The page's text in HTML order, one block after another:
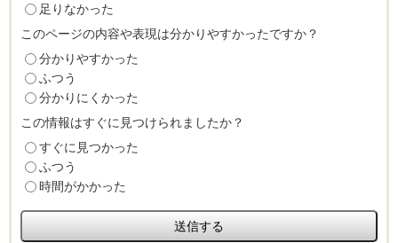
足りなかった
このページの内容や表現は分かりやすかったですか？
分かりやすかった
ふつう
分かりにくかった
この情報はすぐに見つけられましたか？
すぐに見つかった
ふつう
時間がかかった